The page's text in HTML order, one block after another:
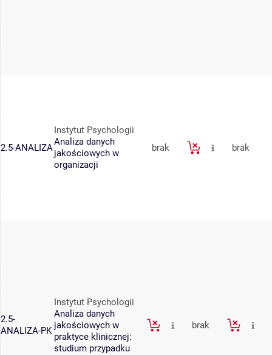
2.5-ANALIZA
Instytut Psychologii
Analiza danych
jakościowych w
organizacji
brak brak
2.5-
ANALIZA-PK
Instytut Psychologii
Analiza danych
jakościowych w
praktyce klinicznej:
studium przypadku
brak